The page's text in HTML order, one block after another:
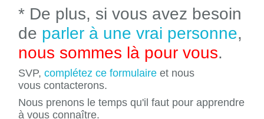
* De plus, si vous avez besoin
de parler à une vrai personne,
nous sommes là pour vous.
SVP, complétez ce formulaire et nous
vous contacterons.
Nous prenons le temps qu'il faut pour apprendre
à vous connaître.